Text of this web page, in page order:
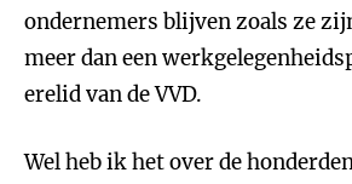
ondernemers blijven zoals ze
meer dan een
erelid van de VVD.
Wel heb ik het over de